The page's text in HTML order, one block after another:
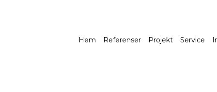
Hem Referenser Projekt Service